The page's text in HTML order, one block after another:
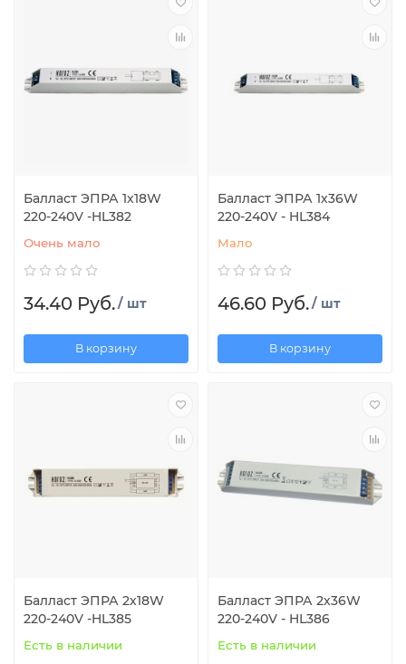
Балласт ЭПРА 1х18W
220-240V -HL382
Очень мало
34.40 Руб./ шт
В корзину
Балласт ЭПРА 1х36W
220-240V - HL384
Мало
46.60 Руб./ шт
В корзину
Балласт ЭПРА 2х18W
220-240V -HL385
Есть в наличии
Балласт ЭПРА 2х36W
220-240V - HL386
Есть в наличии